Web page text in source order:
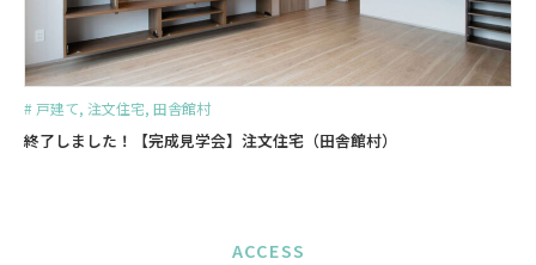
# 戸建て, 注文住宅, 田舎館村
終了しました！【完成見学会】注文住宅（田舎館村）
ACCESS